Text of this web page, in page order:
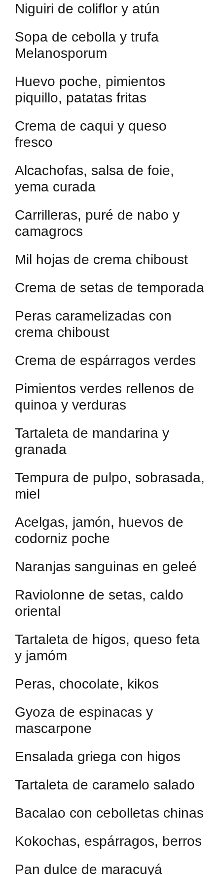
Niguiri de coliflor y atún
Sopa de cebolla y trufa
Melanosporum
Huevo poche, pimientos
piquillo, patatas fritas
Crema de caqui y queso
fresco
Alcachofas, salsa de foie,
yema curada
Carrilleras, puré de nabo y
camagrocs
Mil hojas de crema chiboust
Crema de setas de temporada
Peras caramelizadas con
crema chiboust
Crema de espárragos verdes
Pimientos verdes rellenos de
quinoa y verduras
Tartaleta de mandarina y
granada
Tempura de pulpo, sobrasada,
miel
Acelgas, jamón, huevos de
codorniz poche
Naranjas sanguinas en geleé
Raviolonne de setas, caldo
oriental
Tartaleta de higos, queso feta
y jamóm
Peras, chocolate, kikos
Gyoza de espinacas y
mascarpone
Ensalada griega con higos
Tartaleta de caramelo salado
Bacalao con cebolletas chinas
Kokochas, espárragos, berros
Pan dulce de maracuyá